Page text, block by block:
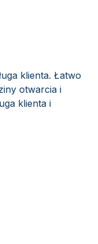
klienta. Łatwo
otwarcia i
klienta i